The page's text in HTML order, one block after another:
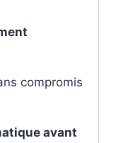
compromis
avant